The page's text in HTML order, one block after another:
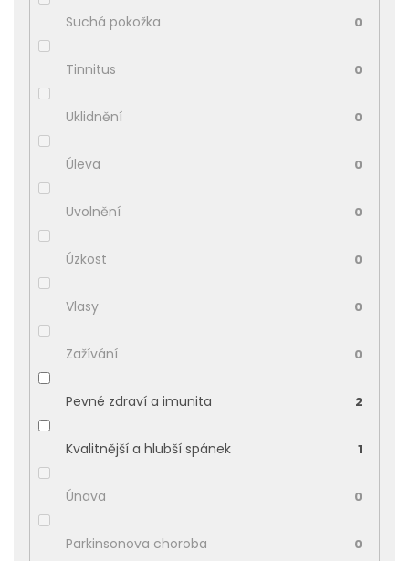
Suchá pokožka 0
Tinnitus 0
Uklidnění 0
Úleva 0
Uvolnění 0
Úzkost 0
Vlasy 0
Zažívání 0
Pevné zdraví a imunita 2
Kvalitnější a hlubší spánek 1
Únava 0
Parkinsonova choroba 0